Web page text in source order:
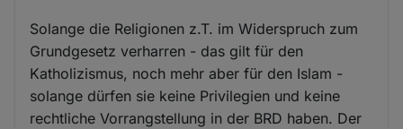
Solange die Religionen z.T. im Widerspruch zum
Grundgesetz verharren - das gilt für den
Katholizismus, noch mehr aber für den Islam -
solange dürfen sie keine Privilegien und keine
rechtliche Vorrangstellung in der BRD haben. Der